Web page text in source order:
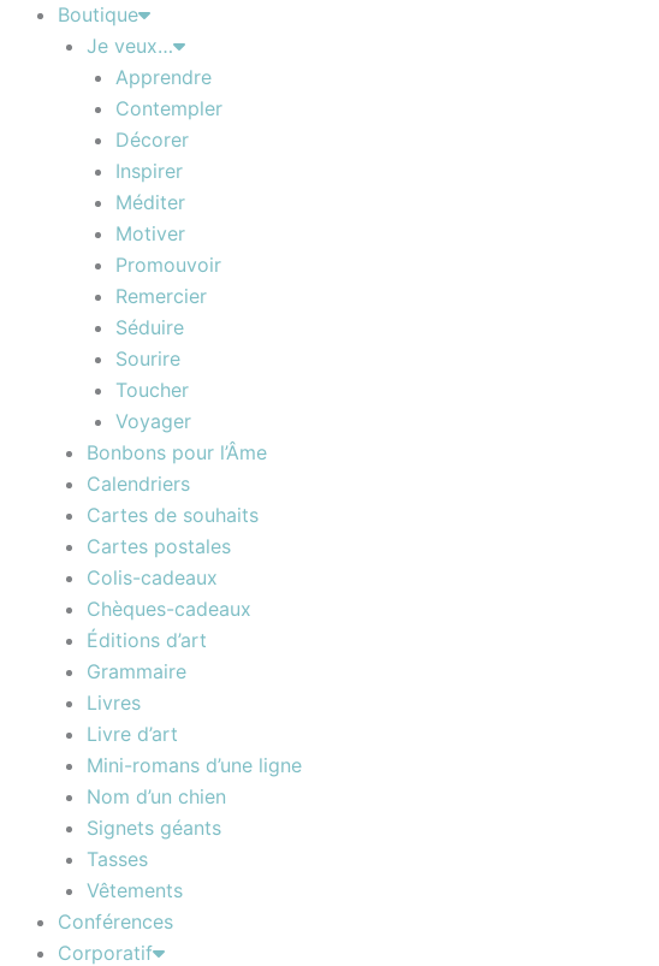
Boutique
Je veux…
Apprendre
Contempler
Décorer
Inspirer
Méditer
Motiver
Promouvoir
Remercier
Séduire
Sourire
Toucher
Voyager
Bonbons pour l’Âme
Calendriers
Cartes de souhaits
Cartes postales
Colis-cadeaux
Chèques-cadeaux
Éditions d’art
Grammaire
Livres
Livre d’art
Mini-romans d’une ligne
Nom d’un chien
Signets géants
Tasses
Vêtements
Conférences
Corporatif